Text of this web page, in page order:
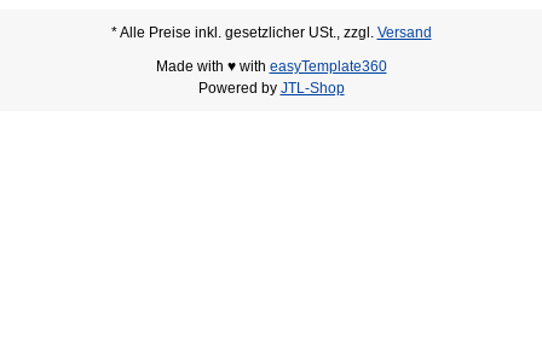
Made with ♥ with easyTemplate360
* Alle Preise inkl. gesetzlicher USt., zzgl. Versand
Powered by JTL-Shop